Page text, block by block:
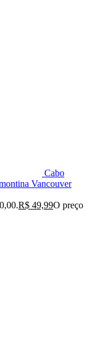
Cabo
Vancouver
R$ 49,99O preço